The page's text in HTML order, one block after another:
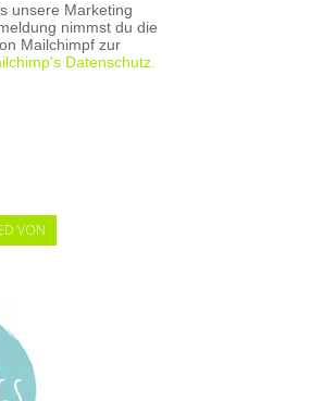
unsere Marketing
nimmst du die
Mailchimpf zur
Datenschutz.
VON